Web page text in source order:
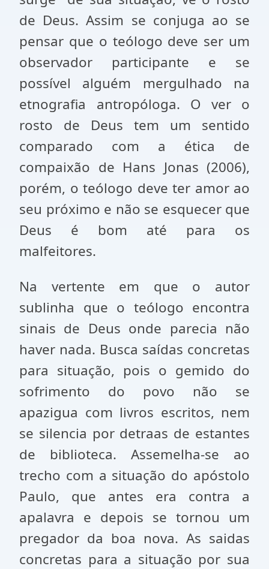
de Deus. Assim se conjuga ao se
pensar que o teólogo deve ser um
observador participante e se
possível alguém mergulhado na
etnografia antropóloga. O ver o
rosto de Deus tem um sentido
comparado com a ética de
compaixão de Hans Jonas (2006),
porém, o teólogo deve ter amor ao
seu próximo e não se esquecer que
Deus é bom até para os
malfeitores.
Na vertente em que o autor
sublinha que o teólogo encontra
sinais de Deus onde parecia não
haver nada. Busca saídas concretas
para situação, pois o gemido do
sofrimento do povo não se
apazigua com livros escritos, nem
se silencia por detraas de estantes
de biblioteca. Assemelha-se ao
trecho com a situação do apóstolo
Paulo, que antes era contra a
apalavra e depois se tornou um
pregador da boa nova. As saidas
concretas para a situação por sua